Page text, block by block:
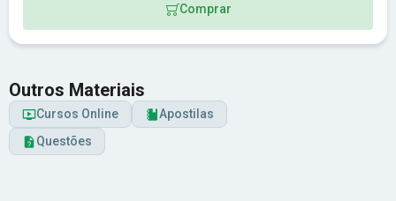
Comprar
Outros Materiais
Cursos Online
Apostilas
Questões